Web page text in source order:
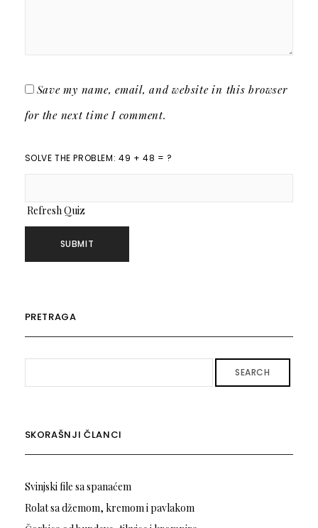
Save my name, email, and website in this browser
for the next time I comment.
SOLVE THE PROBLEM: 49 + 48 = ?
Refresh Quiz
PRETRAGA
SEARCH
SKORAŠNJI ČLANCI
Svinjski file sa spanaćem
Rolat sa džemom, kremom i pavlakom